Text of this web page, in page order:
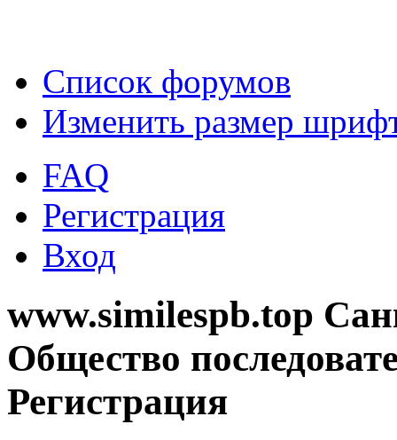
Список форумов
Изменить размер
FAQ
Регистрация
Вход
www.similespb.top
Общество
Регистрация